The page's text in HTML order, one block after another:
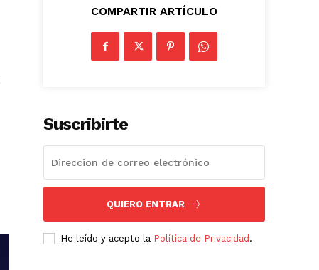
COMPARTIR ARTÍCULO
Suscribirte
QUIERO ENTRAR
He leído y acepto la Política de Privacidad .